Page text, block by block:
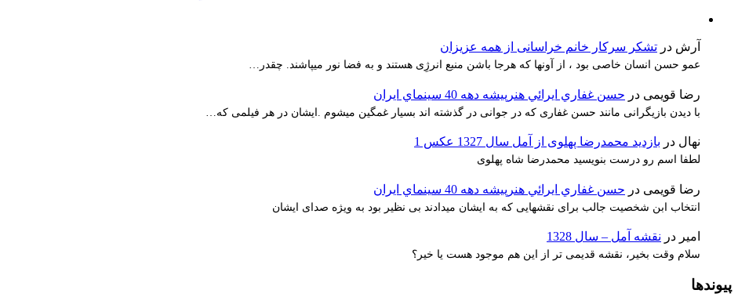
آرش در تشکر سرکار خانم خراسانی از همه عزیزان
عمو حسن انسان خاصی بود ، از آونها که هرجا باشن منبع انرژِی هستند و به فضا نور میپاشند. چقدر…
رضا قویمی در حسن غفاري ايرائي هنرپيشه دهه 40 سينماي ايران
با دیدن بازیگرانی مانند حسن غفاری که در جوانی در گذشته اند بسیار غمگین میشوم .ایشان در هر فیلمی که…
نهال در بازدید محمدرضا پهلوی از آمل سال 1327 عکس 1
لطفا اسم رو درست بنویسید محمدرضا شاه پهلوی
رضا قویمی در حسن غفاري ايرائي هنرپيشه دهه 40 سينماي ايران
انتخاب ابن شخصیت جالب برای نقشهایی که به ایشان میدادند بی نظیر بود به ویژه صدای ایشان
امیر در نقشه آمل – سال 1328
سلام وقت بخیر، نقشه قدیمی تر از این هم موجود هست یا خیر؟
پیوندها